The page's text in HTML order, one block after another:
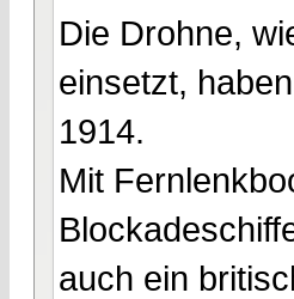
Die Drohne,
einsetzt,
1914.
Mit
auch ein